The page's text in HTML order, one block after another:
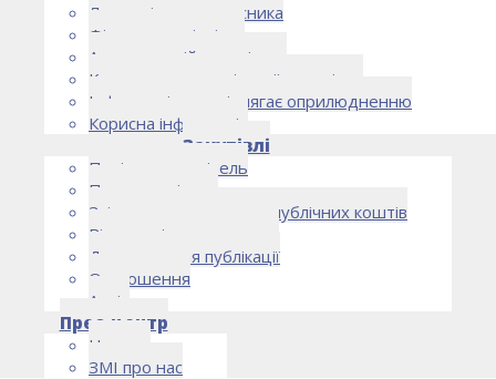
Лист очікувань власника
Фінансова звітність
Антикорупційна політика
Кодекс етики та ділової поведінки
Інформація, що підлягає оприлюдненню
Корисна інформація
Закупівлі
Політика закупівель
План закупівель
Звіт про використання публічних коштів
Відомості про договори
Договори для публікації
Оголошення
Архів
Прес-центр
Новини
ЗМІ про нас